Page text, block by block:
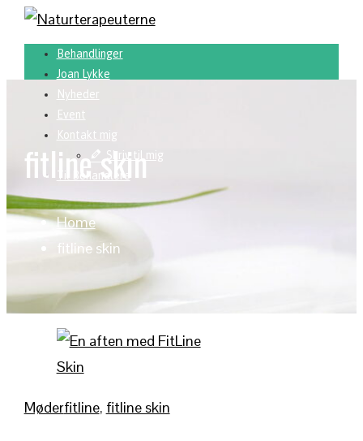
Behandlinger
Joan Lykke
Nyheder
Event
Kontakt mig
Skriv til mig
Til Behandlere
fitline skin
Home
fitline skin
Møderfitline, fitline skin